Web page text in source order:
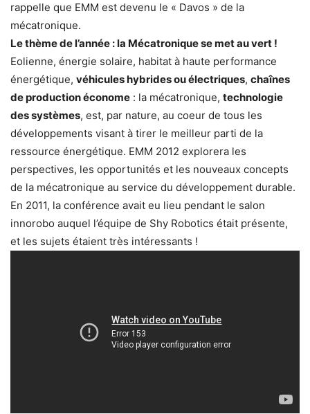
rappelle que EMM est devenu le « Davos » de la
mécatronique.
Le thème de l’année : la Mécatronique se met au vert !
Eolienne, énergie solaire, habitat à haute performance
énergétique, véhicules hybrides ou électriques, chaînes
de production économe : la mécatronique, technologie
des systèmes, est, par nature, au coeur de tous les
développements visant à tirer le meilleur parti de la
ressource énergétique. EMM 2012 explorera les
perspectives, les opportunités et les nouveaux concepts
de la mécatronique au service du développement durable.
En 2011, la conférence avait eu lieu pendant le salon
innorobo auquel l’équipe de Shy Robotics était présente,
et les sujets étaient très intéressants !